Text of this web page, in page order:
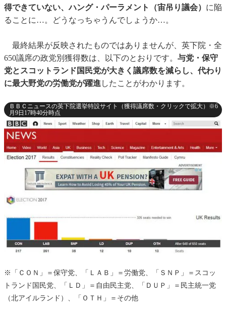
得できていない、ハング・パーラメント（宙吊り議会） に陥
ることに…。どうなっちゃうんでしょうか…。
最終結果が反映されたものではありませんが、英下院・全
650議席の政党別獲得数は、以下のとおりです。 与党・保守
党とスコットランド国民党が大きく議席数を減らし、代わり
に最大野党の労働党が躍進 したことがわかります。
ＢＢＣニュースの英下院選挙特設サイト（獲得議席数・クリックで拡大）※6
月9日17時40分時点
※「ＣＯＮ」＝保守党、「ＬＡＢ」＝労働党、「ＳＮＰ」＝スコッ
トランド国民党、「ＬＤ」＝自由民主党、「ＤＵＰ」＝民主統一党
（北アイルランド）、「ＯＴＨ」＝その他